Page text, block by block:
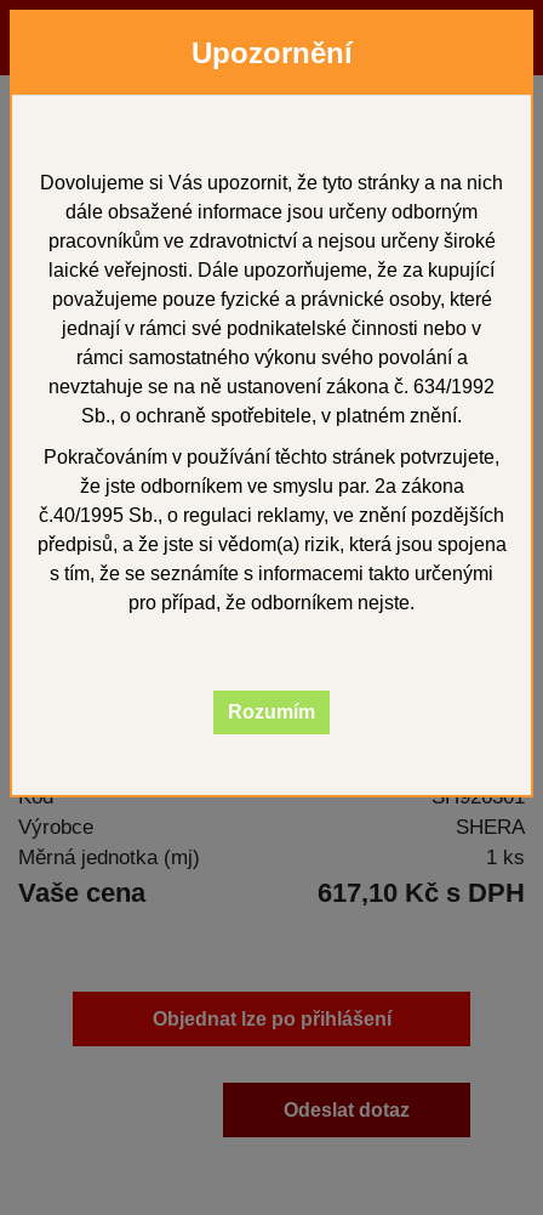
Hledat Přihlásit
SHERAPOR - L 500 ml
+
Kód
SH926301
Výrobce
SHERA
Měrná jednotka (mj)
1 ks
Vaše cena 617,10 Kč s DPH
Objednat lze po přihlášení
Odeslat dotaz
Upozornění
Dovolujeme si Vás upozornit, že tyto stránky a na nich
dále obsažené informace jsou určeny odborným
pracovníkům ve zdravotnictví a nejsou určeny široké
laické veřejnosti. Dále upozorňujeme, že za kupující
považujeme pouze fyzické a právnické osoby, které
jednají v rámci své podnikatelské činnosti nebo v
rámci samostatného výkonu svého povolání a
nevztahuje se na ně ustanovení zákona č. 634/1992
Sb., o ochraně spotřebitele, v platném znění.
Pokračováním v používání těchto stránek potvrzujete,
že jste odborníkem ve smyslu par. 2a zákona
č.40/1995 Sb., o regulaci reklamy, ve znění pozdějších
předpisů, a že jste si vědom(a) rizik, která jsou spojena
s tím, že se seznámíte s informacemi takto určenými
pro případ, že odborníkem nejste.
Rozumím